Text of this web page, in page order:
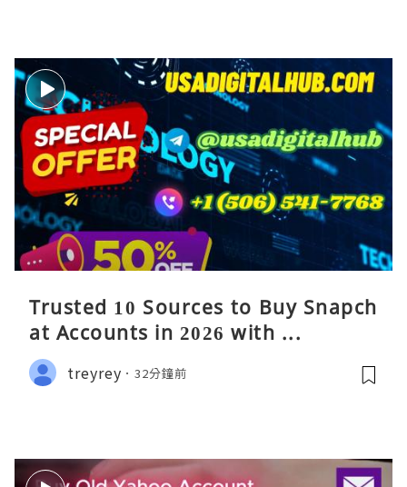
Trusted 10 Sources to Buy Snapch
at Accounts in 2026 with ...
treyrey 32分鐘前